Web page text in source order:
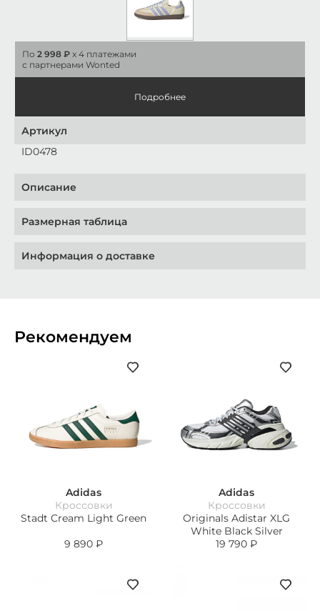
По 2 998 ₽ x 4 платежами
с партнерами Wonted
Подробнее
Артикул
ID0478
Описание
Размерная таблица
Информация о доставке
Рекомендуем
Adidas
Кроссовки
Stadt Cream Light Green
9 890 ₽
Adidas
Кроссовки
Originals Adistar XLG
White Black Silver
19 790 ₽